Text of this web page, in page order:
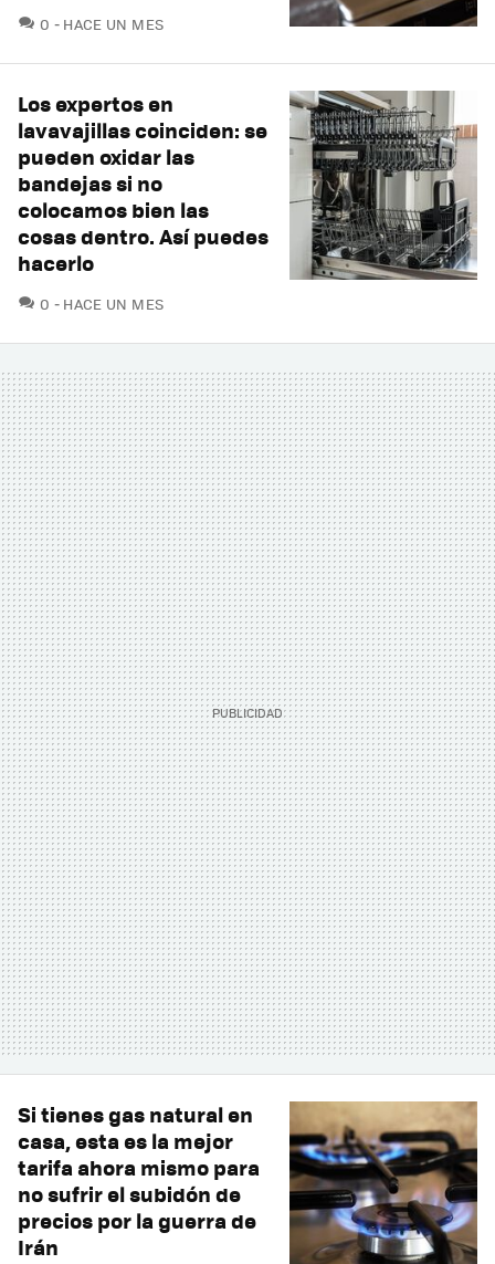
0 COMENTARIOS
HACE UN MES
Los expertos en
lavavajillas coinciden: se
pueden oxidar las
bandejas si no
colocamos bien las
cosas dentro. Así puedes
hacerlo
0 COMENTARIOS
HACE UN MES
Si tienes gas natural en
casa, esta es la mejor
tarifa ahora mismo para
no sufrir el subidón de
precios por la guerra de
Irán